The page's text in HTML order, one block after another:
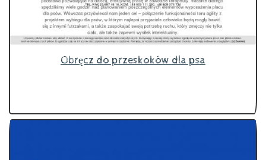
Obręcz do przeskoków dla psa